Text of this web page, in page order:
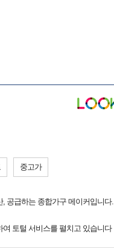
중고가
공급하는 종합가구 메이커입니다.
여 토털 서비스를 펼치고 있습니다